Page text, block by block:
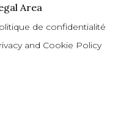
Area
de confidentialité
and Cookie Policy